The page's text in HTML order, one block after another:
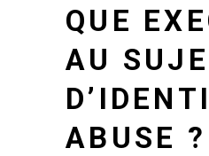
QUE
AU
ABUSE ?